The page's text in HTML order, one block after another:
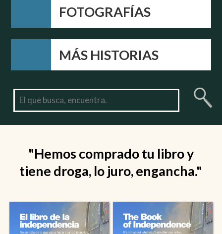
FOTOGRAFÍAS
MÁS HISTORIAS
"Hemos comprado tu libro y
tiene droga, lo juro, engancha."